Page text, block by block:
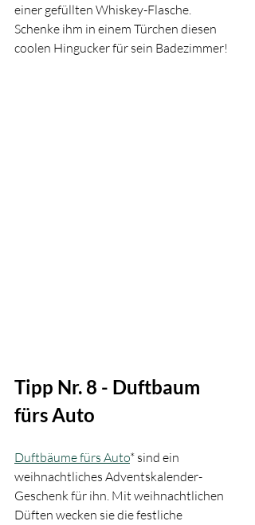
einer gefüllten Whiskey-Flasche.
Schenke ihm in einem Türchen diesen
coolen Hingucker für sein Badezimmer!
Tipp Nr. 8 - Duftbaum
fürs Auto
Duftbäume fürs Auto* sind ein
weihnachtliches Adventskalender-
Geschenk für ihn. Mit weihnachtlichen
Düften wecken sie die festliche